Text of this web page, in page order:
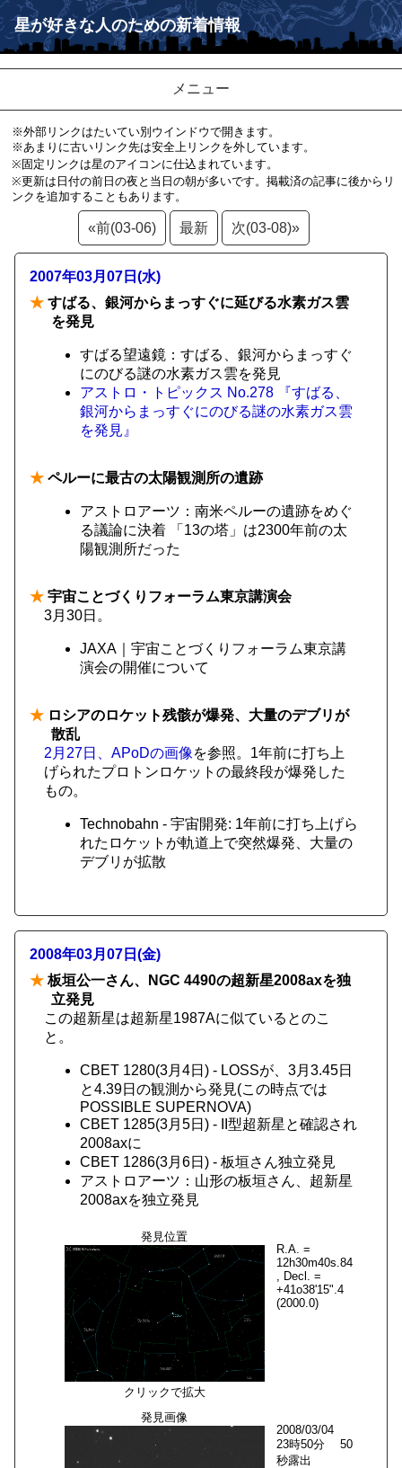
星が好きな人のための新着情報
メニュー
※外部リンクはたいてい別ウインドウで開きます。
※あまりに古いリンク先は安全上リンクを外しています。
※固定リンクは星のアイコンに仕込まれています。
※更新は日付の前日の夜と当日の朝が多いです。掲載済の記事に後からリ
ンクを追加することもあります。
«前(03-06) 最新 次(03-08)»
2007年03月07日(水)
★ すばる、銀河からまっすぐに延びる水素ガス雲
を発見
すばる望遠鏡：すばる、銀河からまっすぐ
にのびる謎の水素ガス雲を発見
アストロ・トピックス No.278 『すばる、
銀河からまっすぐにのびる謎の水素ガス雲
を発見』
★ ペルーに最古の太陽観測所の遺跡
アストロアーツ：南米ペルーの遺跡をめぐ
る議論に決着 「13の塔」は2300年前の太
陽観測所だった
★ 宇宙ことづくりフォーラム東京講演会
3月30日。
JAXA｜宇宙ことづくりフォーラム東京講
演会の開催について
★ ロシアのロケット残骸が爆発、大量のデブリが
散乱
2月27日、APoDの画像を参照。1年前に打ち上
げられたプロトンロケットの最終段が爆発した
もの。
Technobahn - 宇宙開発: 1年前に打ち上げら
れたロケットが軌道上で突然爆発、大量の
デブリが拡散
2008年03月07日(金)
★ 板垣公一さん、NGC 4490の超新星2008axを独
立発見
この超新星は超新星1987Aに似ているとのこ
と。
CBET 1280(3月4日) - LOSSが、3月3.45日
と4.39日の観測から発見(この時点では
POSSIBLE SUPERNOVA)
CBET 1285(3月5日) - II型超新星と確認され
2008axに
CBET 1286(3月6日) - 板垣さん独立発見
アストロアーツ：山形の板垣さん、超新星
2008axを独立発見
発見位置
クリックで拡大
R.A. =
12h30m40s.84
, Decl. =
+41o38'15".4
(2000.0)
発見画像
2008/03/04
23時50分 50
秒露出